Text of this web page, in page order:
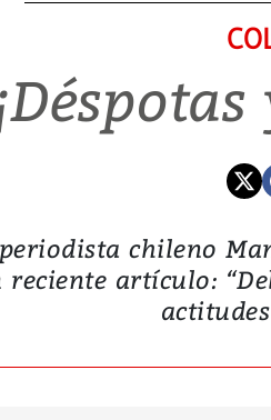
chileno
reciente artículo: